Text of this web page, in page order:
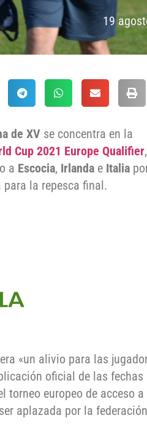
19
de XV se concentra en la
Cup 2021 Europe Qualifier,
a Escocia, Irlanda e Italia
para la repesca final.
«un alivio para las
oficial de las fechas
torneo europeo de acceso a
aplazada por la federación